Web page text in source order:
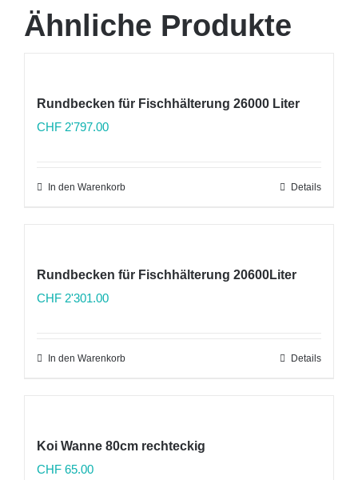
Ähnliche Produkte
Rundbecken für Fischhälterung 26000 Liter
CHF 2'797.00
In den Warenkorb Details
Rundbecken für Fischhälterung 20600Liter
CHF 2'301.00
In den Warenkorb Details
Koi Wanne 80cm rechteckig
CHF 65.00